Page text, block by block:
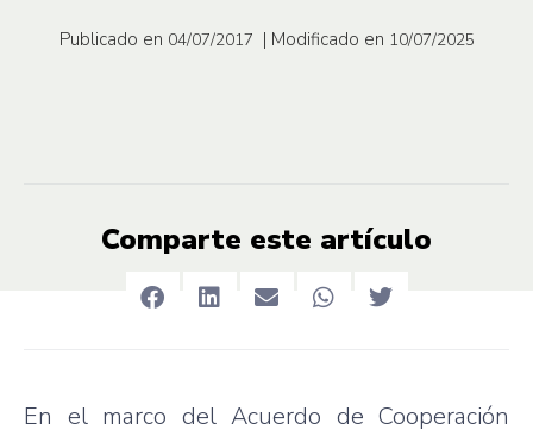
Publicado en 04/07/2017 | Modificado en 10/07/2025
Comparte este artículo
En el marco del Acuerdo de Cooperación